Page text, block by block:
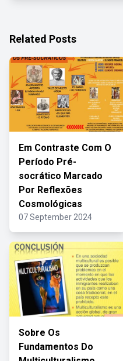
Related Posts
Em Contraste Com O
Período Pré-
socrático Marcado
Por Reflexões
Cosmológicas
07 September 2024
Sobre Os
Fundamentos Do